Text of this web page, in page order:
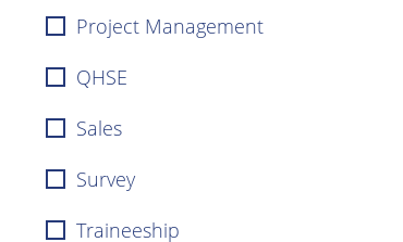
Project Management
QHSE
Sales
Survey
Traineeship